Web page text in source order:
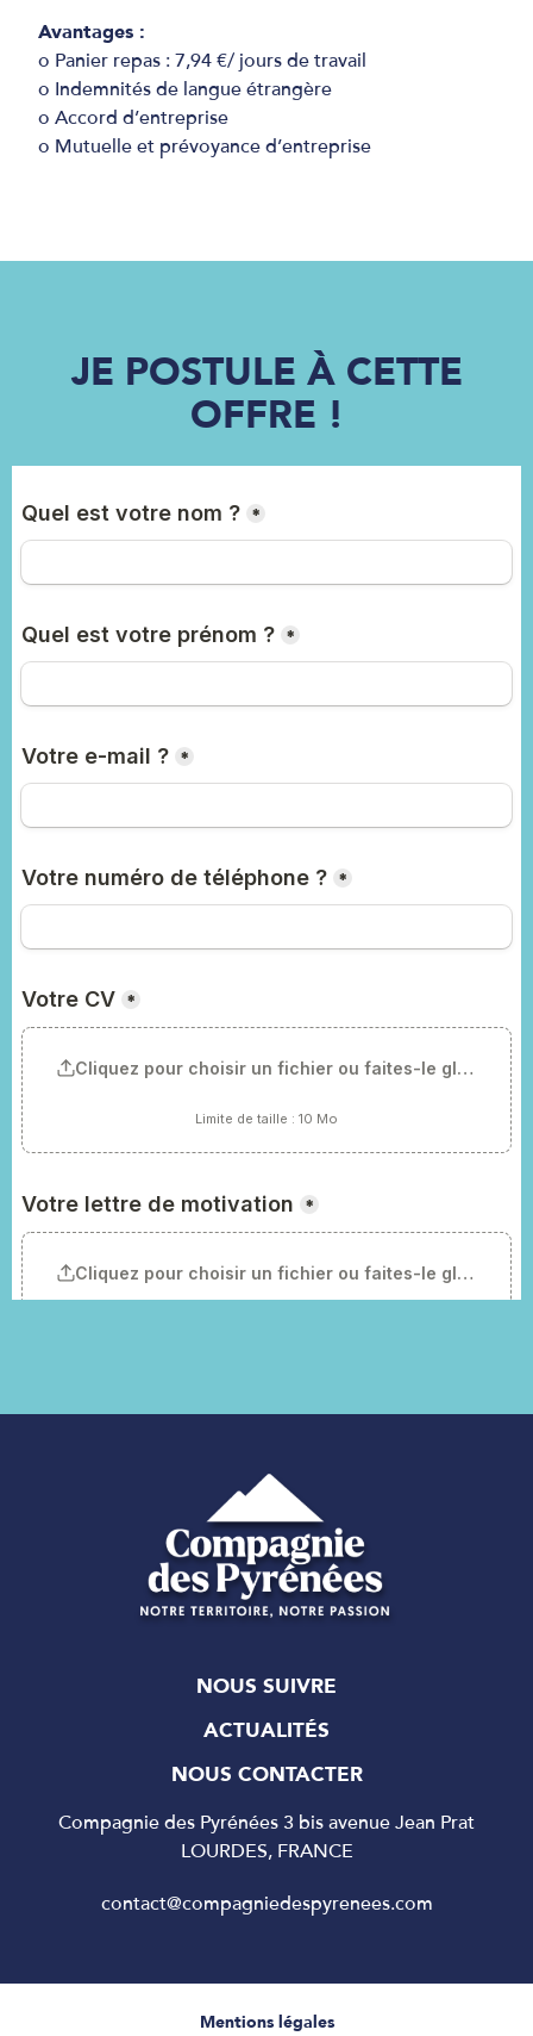
Avantages :
o Panier repas : 7,94 €/ jours de travail
o Indemnités de langue étrangère
o Accord d’entreprise
o Mutuelle et prévoyance d’entreprise
JE POSTULE À CETTE
OFFRE !
NOUS SUIVRE
ACTUALITÉS
NOUS CONTACTER
Compagnie des Pyrénées 3 bis avenue Jean Prat
LOURDES, FRANCE
contact@compagniedespyrenees.com
Mentions légales